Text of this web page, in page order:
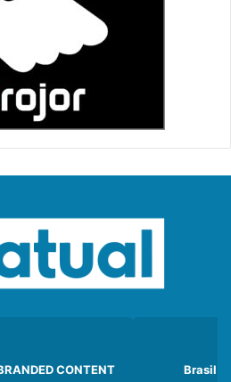
CONTENT Brasil